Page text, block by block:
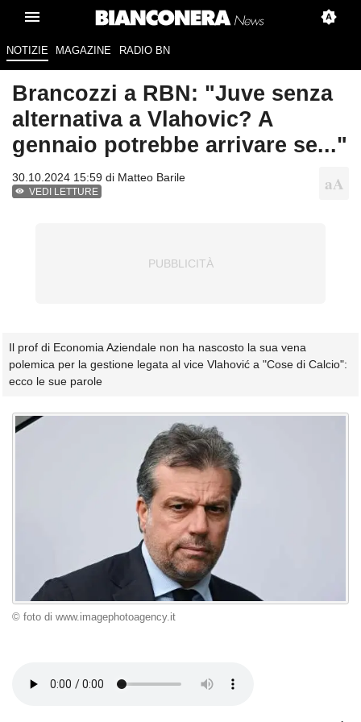
NOTIZIE MAGAZINE RADIO BN
Brancozzi a RBN: "Juve senza
alternativa a Vlahovic? A
gennaio potrebbe arrivare se..."
30.10.2024 15:59 di Matteo Barile
VEDI LETTURE
Il prof di Economia Aziendale non ha nascosto la sua vena
polemica per la gestione legata al vice Vlahović a "Cose di Calcio":
ecco le sue parole
© foto di www.imagephotoagency.it